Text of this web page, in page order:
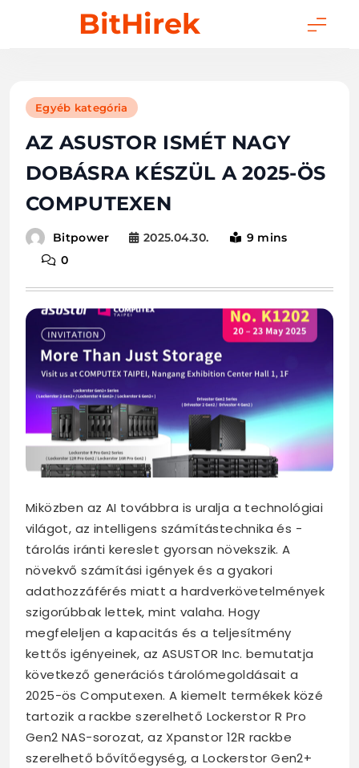
BitHirek
Egyéb kategória
AZ ASUSTOR ISMÉT NAGY
DOBÁSRA KÉSZÜL A 2025-ÖS
COMPUTEXEN
Bitpower 2025.04.30.
9 mins
0
Miközben az AI továbbra is uralja a technológiai
világot, az intelligens számítástechnika és -
tárolás iránti kereslet gyorsan növekszik. A
növekvő számítási igények és a gyakori
adathozzáférés miatt a hardverkövetelmények
szigorúbbak lettek, mint valaha. Hogy
megfeleljen a kapacitás és a teljesítmény
kettős igényeinek, az ASUSTOR Inc. bemutatja
következő generációs tárolómegoldásait a
2025-ös Computexen. A kiemelt termékek közé
tartozik a rackbe szerelhető Lockerstor R Pro
Gen2 NAS-sorozat, az Xpanstor 12R rackbe
szerelhető bővítőegység, a Lockerstor Gen2+